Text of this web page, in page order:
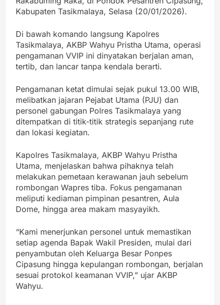
Kabupaten Tasikmalaya, Selasa (20/01/2026).
Di bawah komando langsung Kapolres
Tasikmalaya, AKBP Wahyu Pristha Utama, operasi
pengamanan VVIP ini dinyatakan berjalan aman,
tertib, dan lancar tanpa kendala berarti.
Pengamanan ketat dimulai sejak pukul 13.00 WIB,
melibatkan jajaran Pejabat Utama (PJU) dan
personel gabungan Polres Tasikmalaya yang
ditempatkan di titik-titik strategis sepanjang rute
dan lokasi kegiatan.
Kapolres Tasikmalaya, AKBP Wahyu Pristha
Utama, menjelaskan bahwa pihaknya telah
melakukan pemetaan kerawanan jauh sebelum
rombongan Wapres tiba. Fokus pengamanan
meliputi kediaman pimpinan pesantren, Aula
Dome, hingga area makam masyayikh.
“Kami menerjunkan personel untuk memastikan
setiap agenda Bapak Wakil Presiden, mulai dari
penyambutan oleh Keluarga Besar Ponpes
Cipasung hingga kepulangan rombongan, berjalan
sesuai protokol keamanan VVIP,” ujar AKBP
Wahyu.